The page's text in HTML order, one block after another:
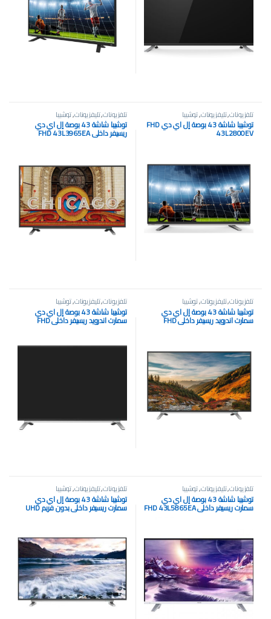
تلفزيونات,تليفزيونات,توشيبا
توشيبا شاشة 43 بوصة إل اي دي FHD
43L2800EV
تلفزيونات,تليفزيونات,توشيبا
توشيبا شاشة 43 بوصة إل اي دي
ريسيفر داخلي FHD 43L3965EA
تلفزيونات,تليفزيونات,توشيبا
توشيبا شاشة 43 بوصة إل اي دي
سمارت اندرويد ريسيفر داخلي FHD
43L5965EA
تلفزيونات,تليفزيونات,توشيبا
توشيبا شاشة 43 بوصة إل اي دي
سمارت اندرويد ريسيفر داخلي FHD
43L5965EE
تلفزيونات,تليفزيونات,توشيبا
توشيبا شاشة 43 بوصة إل اي دي
سمارت ريسيفر داخلي FHD 43L5865EA
تلفزيونات,تليفزيونات,توشيبا
توشيبا شاشة 43 بوصة إل اي دي
سمارت ريسيفر داخلي بدون فريم UHD
4K 43U5965EA